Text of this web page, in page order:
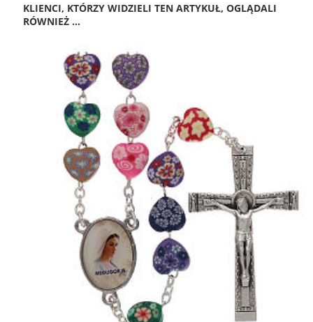
KLIENCI, KTÓRZY WIDZIELI TEN ARTYKUŁ, OGLĄDALI
RÓWNIEŻ ...